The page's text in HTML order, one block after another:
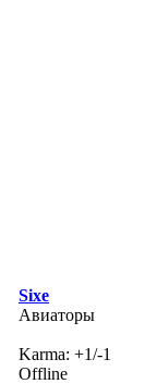
Sixe
Авиаторы
Karma: +1/-1
Offline